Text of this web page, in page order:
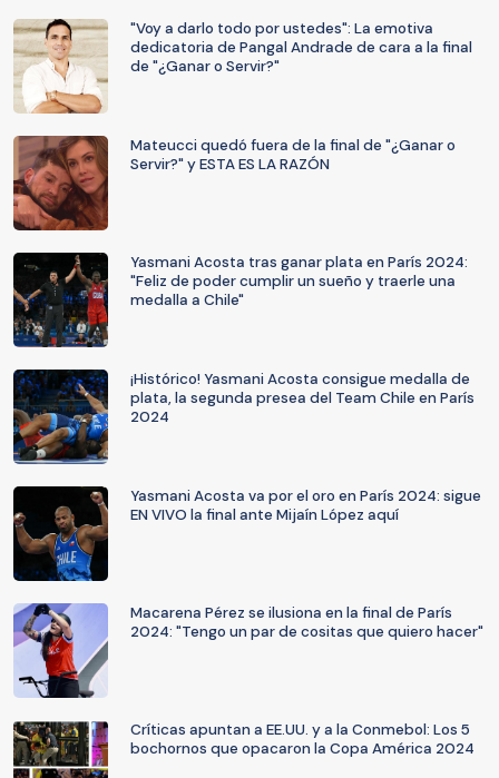
"Voy a darlo todo por ustedes": La emotiva
dedicatoria de Pangal Andrade de cara a la final
de "¿Ganar o Servir?"
Mateucci quedó fuera de la final de "¿Ganar o
Servir?" y ESTA ES LA RAZÓN
Yasmani Acosta tras ganar plata en París 2024:
"Feliz de poder cumplir un sueño y traerle una
medalla a Chile"
¡Histórico! Yasmani Acosta consigue medalla de
plata, la segunda presea del Team Chile en París
2024
Yasmani Acosta va por el oro en París 2024: sigue
EN VIVO la final ante Mijaín López aquí
Macarena Pérez se ilusiona en la final de París
2024: "Tengo un par de cositas que quiero hacer"
Críticas apuntan a EE.UU. y a la Conmebol: Los 5
bochornos que opacaron la Copa América 2024